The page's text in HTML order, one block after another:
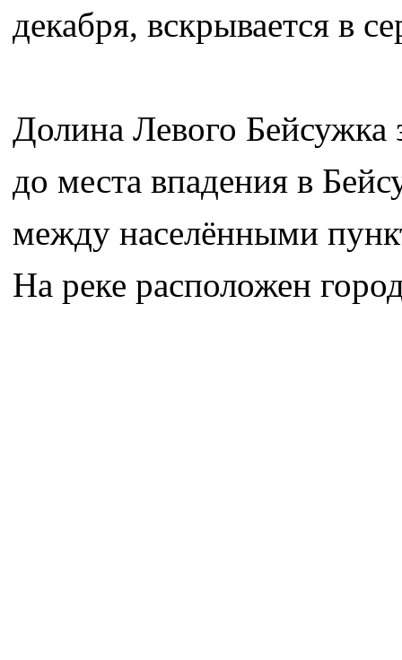
декабря, вскрывается в
Долина Левого Бейсужка
до места впадения в
между населёнными
На реке расположен